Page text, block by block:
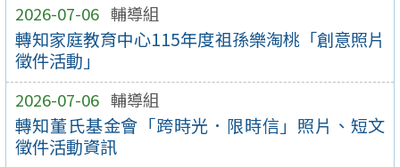
2026-07-06 輔導組
轉知家庭教育中心115年度祖孫樂淘桃「創意照片
徵件活動」
2026-07-06 輔導組
轉知董氏基金會「跨時光．限時信」照片、短文
徵件活動資訊